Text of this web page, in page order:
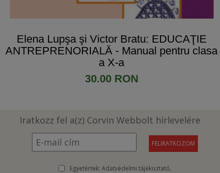
Elena Lupşa şi Victor Bratu: EDUCAŢIE
ANTREPRENORIALĂ - Manual pentru clasa
a X-a
30.00 RON
Iratkozz fel a(z) Corvin Webbolt hírlevelére
Egyetértek: Adatvédelmi tájékoztató